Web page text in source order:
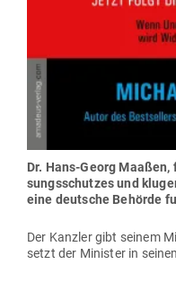
Dr. Hans-Georg
sungs­schutzes und
eine deutsche Behörde
Der Kanzler gibt seinem
setzt der Minister in